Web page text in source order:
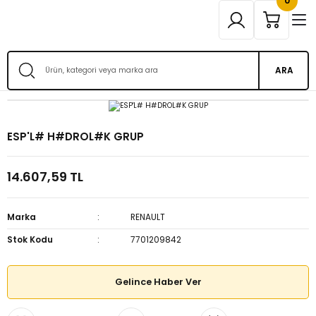
ARA
ESP'L# H#DROL#K GRUP
14.607,59 TL
Marka
RENAULT
Stok Kodu
7701209842
Gelince Haber Ver